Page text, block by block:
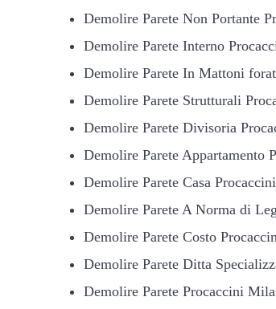
Demolire Parete Non Portante
Demolire Parete Interno
Demolire Parete In Mattoni
Demolire Parete Strutturali
Demolire Parete Divisoria
Demolire Parete Appartamento
Demolire Parete Casa
Demolire Parete A Norma di
Demolire Parete Costo
Demolire Parete Ditta
Demolire Parete Procaccini